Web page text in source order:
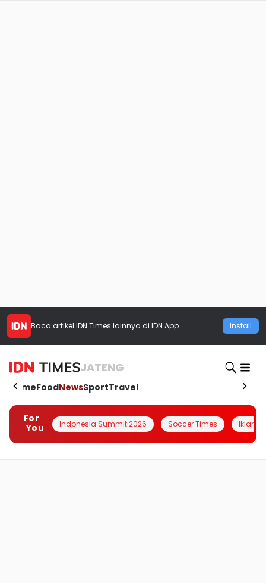
Baca artikel IDN Times lainnya di IDN App Install
JATENG
HomeFoodNewsSportTravel
For
You
Indonesia Summit 2026 Soccer Times Iklanin